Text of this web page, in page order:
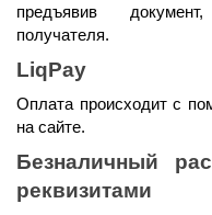
предъявив
получателя.
LiqPay
Оплата происходит с
на сайте.
Безналичный
реквизитами